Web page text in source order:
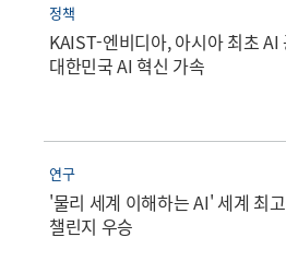
정책
KAIST-엔비디아, 아시아 최초
대한민국 AI 혁신 가속
연구
'물리 세계 이해하는 AI' 세계 최고…ICML 2026 국제 AI
챌린지 우승